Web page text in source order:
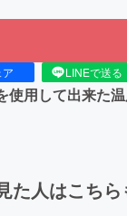
LINEで送る
使用して出来た
た人はこち